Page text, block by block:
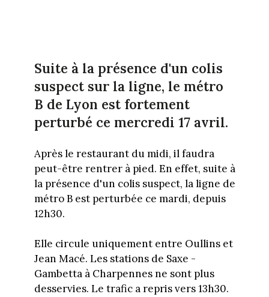
Suite à la présence d'un colis
suspect sur la ligne, le métro
B de Lyon est fortement
perturbé ce mercredi 17 avril.
Après le restaurant du midi, il faudra
peut-être rentrer à pied. En effet, suite à
la présence d'un colis suspect, la ligne de
métro B est perturbée ce mardi, depuis
12h30.
Elle circule uniquement entre Oullins et
Jean Macé. Les stations de Saxe -
Gambetta à Charpennes ne sont plus
desservies. Le trafic a repris vers 13h30.